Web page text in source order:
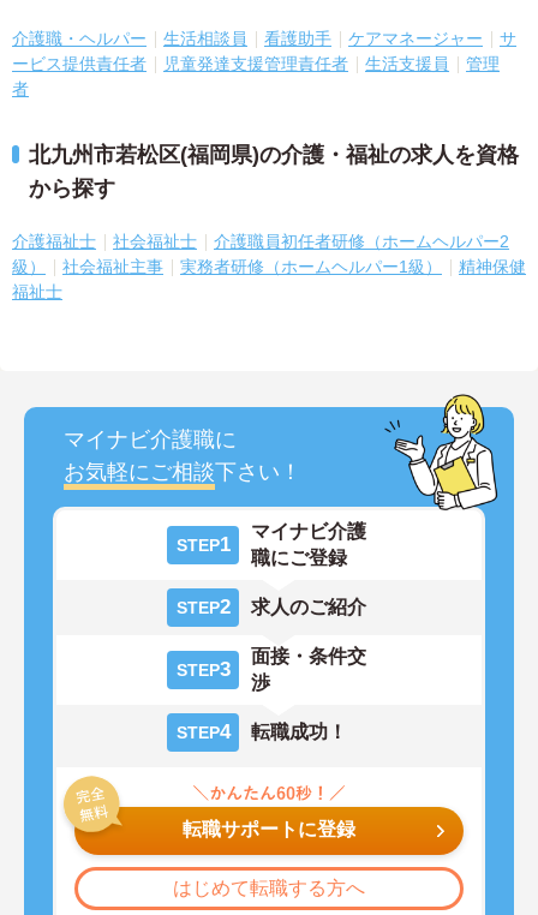
介護職・ヘルパー 生活相談員 看護助手 ケアマネージャー
サ
ービス提供責任者
児童発達支援管理責任者 生活支援員
管理
者
北九州市若松区(福岡県)の介護・福祉の求人を資格
から探す
介護福祉士 社会福祉士
介護職員初任者研修（ホームヘルパー2
級）
社会福祉主事 実務者研修（ホームヘルパー1級）
精神保健
福祉士
マイナビ介護職に
お気軽にご相談下さい！
STEP1
マイナビ介護
職にご登録
STEP2 求人のご紹介
STEP3
面接・条件交
渉
STEP4 転職成功！
転職サポートに登録
はじめて転職する方へ